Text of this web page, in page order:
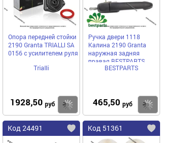
Опора передней стойки
2190 Granta TRIALLI SA
0156 с усилителем руля
Trialli
1928,50 руб Купить
Ручка двери 1118
Калина 2190 Granta
наружная задняя
правая BESTPARTS
BP012002 европодвес
BESTPARTS
465,50 руб
Код 24491 Код 51361